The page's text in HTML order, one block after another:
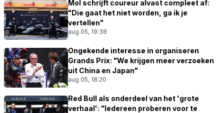
Mol schrijft coureur alvast compleet af:
"Die gaat het niet worden, ga ik je
vertellen"
aug 05, 19:38
Ongekende interesse in organiseren
Grands Prix: "We krijgen meer verzoeken
uit China en Japan"
aug 05, 18:20
Red Bull als onderdeel van het 'grote
verhaal': "Iedereen proberen voor te